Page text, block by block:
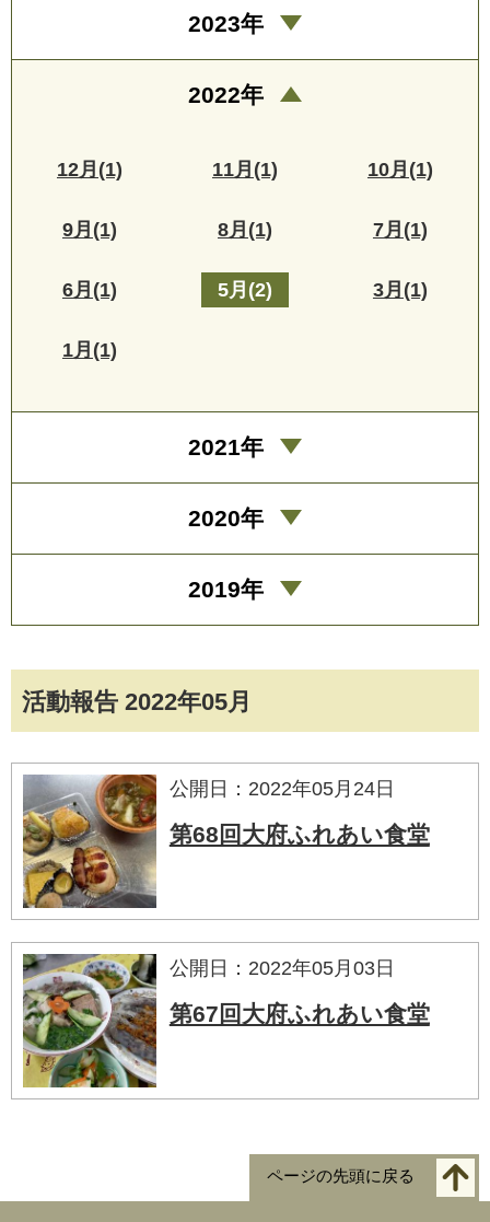
活動報告 2022年05月
公開日：2022年05月24日
第68回大府ふれあい食堂
公開日：2022年05月03日
第67回大府ふれあい食堂
2023年
2022年
12月(1) 11月(1) 10月(1)
9月(1) 8月(1) 7月(1)
6月(1) 5月(2) 3月(1)
1月(1)
2021年
2020年
2019年
ページの先頭に戻る